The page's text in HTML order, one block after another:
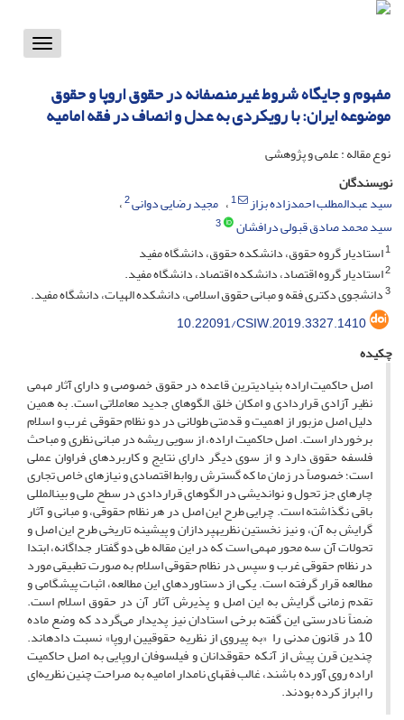
Toggle
مفهوم و جایگاه شروط غیرمنصفانه در حقوق اروپا و حقوق
موضوعه ایران: با رویکردی به عدل و انصاف در فقه امامیه
نوع مقاله : علمی و پژوهشی
نویسندگان
سید عبدالمطلب احمدزاده بزاز
1 مجید رضایی دوانی2
سید محمد صادق قبولی درافشان
3
1استادیار گروه حقوق، دانشکده حقوق، دانشگاه مفید
2استادیار گروه اقتصاد، دانشکده اقتصاد، دانشگاه مفید.
3دانشجوی دکتری فقه و مبانی حقوق اسلامی، دانشکده الهیات، دانشگاه مفید.
10.22091/CSIW.2019.3327.1410
چکیده
اصل حاکمیت اراده بنیادی­ترین قاعده در حقوق خصوصی و دارای آثار مهمی
نظیر آزادی قراردادی و امکان خلق الگوهای جدید معاملاتی است. به همین
دلیل اصل مزبور از اهمیت و قدمتی طولانی در دو نظام حقوقی غرب و اسلام
برخوردار است. اصل حاکمیت اراده، از سویی ریشه در مبانی نظری و مباحث
فلسفه حقوق دارد و از سوی دیگر دارای نتایج و کاربردهای فراوان عملی
است؛ خصوصاً در زمان ما که گسترش روابط اقتصادی و نیازهای خاص تجاری
چاره­ای جز تحول و نواندیشی در الگوهای قراردادی در سطح ملی و بین­المللی
باقی نگذاشته است. چرایی طرح این اصل در هر نظام حقوقی، و مبانی و آثار
گرایش به آن، و نیز نخستین نظریه­پردازان و پیشینه تاریخی طرح این اصل و
تحولات آن سه محور مهمی است که در این مقاله طی دو گفتار جداگانه، ابتدا
در نظام حقوقی غرب و سپس در نظام حقوقی اسلام به صورت تطبیقی مورد
مطالعه قرار گرفته است. یکی از دستاوردهای این مطالعه، اثبات پیشگامی و
تقدم زمانی گرایش به این اصل و پذیرش آثار آن در حقوق اسلام است.
ضمناً نادرستی این گفته برخی استادان نیز پدیدار می‌گردد که وضع ماده
10 در قانون مدنی را «به پیروی از نظریه حقوقیین اروپا» نسبت داده­اند.
چندین قرن پیش از آنکه حقوقدانان و فیلسوفان اروپایی به اصل حاکمیت
اراده روی آورده باشند، غالب فقهای نامدار امامیه به صراحت چنین نظریه‌ای
را ابراز کرده بودند.